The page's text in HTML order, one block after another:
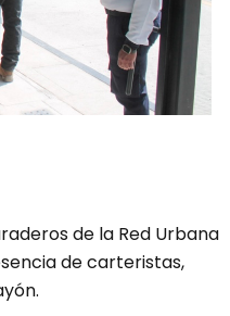
de la Red Urbana
de carteristas,